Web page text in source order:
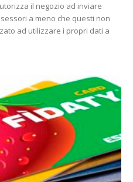
il negozio ad inviare
a meno che questi non
ad utilizzare i propri dati a